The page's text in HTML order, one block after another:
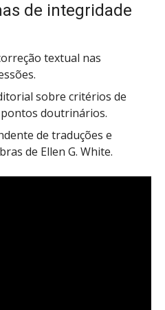
de integridade
textual nas
sobre critérios de
doutrinários.
de traduções e
de Ellen G. White.